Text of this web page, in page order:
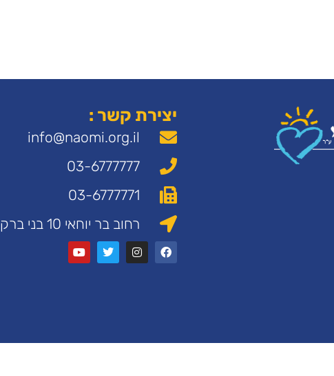
יצירת קשר :
info@naomi.org.il
03-6777777
03-6777771
רחוב בר יוחאי 10 בני ברק